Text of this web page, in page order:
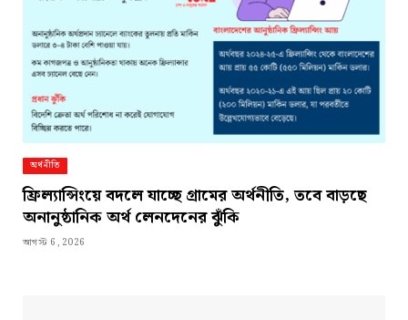
অর্থনীতি
ফ্রিল্যান্সিংয়ে বদলে যাচ্ছে গ্রামের অর্থনীতি, তবে বাড়ছে
অনানুষ্ঠানিক অর্থ লেনদেনের ঝুঁকি
আগস্ট 6, 2026